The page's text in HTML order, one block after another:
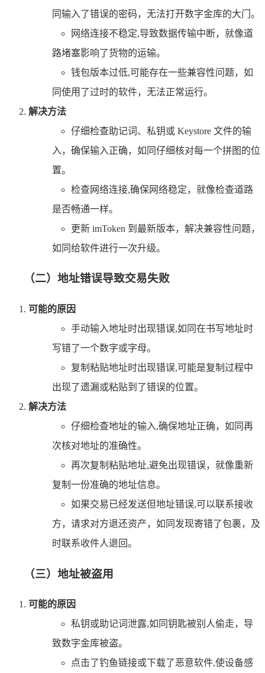
同输入了错误的密码，无法打开数字金库的大门。
网络连接不稳定,导致数据传输中断，就像道
路堵塞影响了货物的运输。
钱包版本过低,可能存在一些兼容性问题，如
同使用了过时的软件，无法正常运行。
解决方法
仔细检查助记词、私钥或 Keystore 文件的输
入，确保输入正确，如同仔细核对每一个拼图的位
置。
检查网络连接,确保网络稳定，就像检查道路
是否畅通一样。
更新 imToken 到最新版本，解决兼容性问题，
如同给软件进行一次升级。
（二）地址错误导致交易失败
可能的原因
手动输入地址时出现错误,如同在书写地址时
写错了一个数字或字母。
复制粘贴地址时出现错误,可能是复制过程中
出现了遗漏或粘贴到了错误的位置。
解决方法
仔细检查地址的输入,确保地址正确，如同再
次核对地址的准确性。
再次复制粘贴地址,避免出现错误，就像重新
复制一份准确的地址信息。
如果交易已经发送但地址错误,可以联系接收
方，请求对方退还资产，如同发现寄错了包裹，及
时联系收件人退回。
（三）地址被盗用
可能的原因
私钥或助记词泄露,如同钥匙被别人偷走，导
致数字金库被盗。
点击了钓鱼链接或下载了恶意软件,使设备感